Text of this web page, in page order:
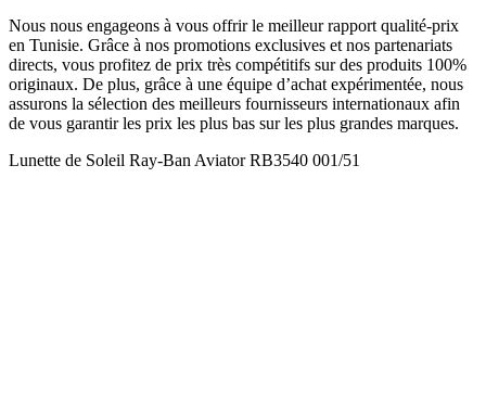
Nous nous engageons à vous offrir le meilleur rapport qualité-prix
en Tunisie. Grâce à nos promotions exclusives et nos partenariats
directs, vous profitez de prix très compétitifs sur des produits 100%
originaux. De plus, grâce à une équipe d’achat expérimentée, nous
assurons la sélection des meilleurs fournisseurs internationaux afin
de vous garantir les prix les plus bas sur les plus grandes marques.
Lunette de Soleil Ray-Ban Aviator RB3540 001/51